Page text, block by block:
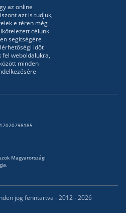
az online
azt is tudjuk,
e téren még
célunk
segítségére
időt
fel weboldalukra,
minden
Magyarországi
jog fenntartva - 2012 - 2026